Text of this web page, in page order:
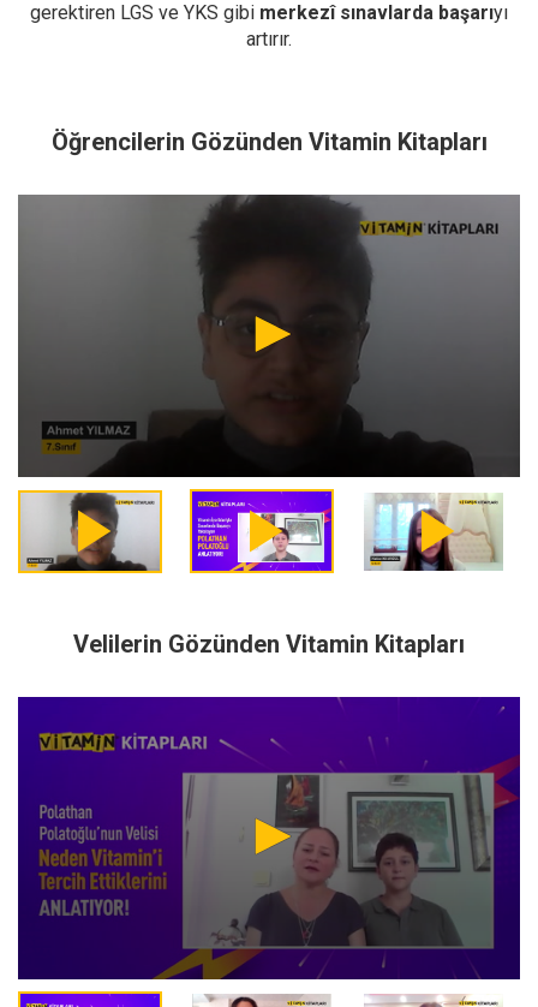
gerektiren LGS ve YKS gibi merkezî sınavlarda başarıyı
artırır.
Öğrencilerin Gözünden Vitamin Kitapları
play_arrow play_arrow play_arrow
Velilerin Gözünden Vitamin Kitapları